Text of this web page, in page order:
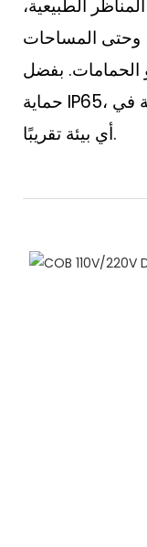
الطبيعية،
وحتى المساحات
الحمامات. بفضل
حماية IP65، تظل إضاءتك آمنة ومستقرة ورائعة في
أي بيئة تقريبًا.